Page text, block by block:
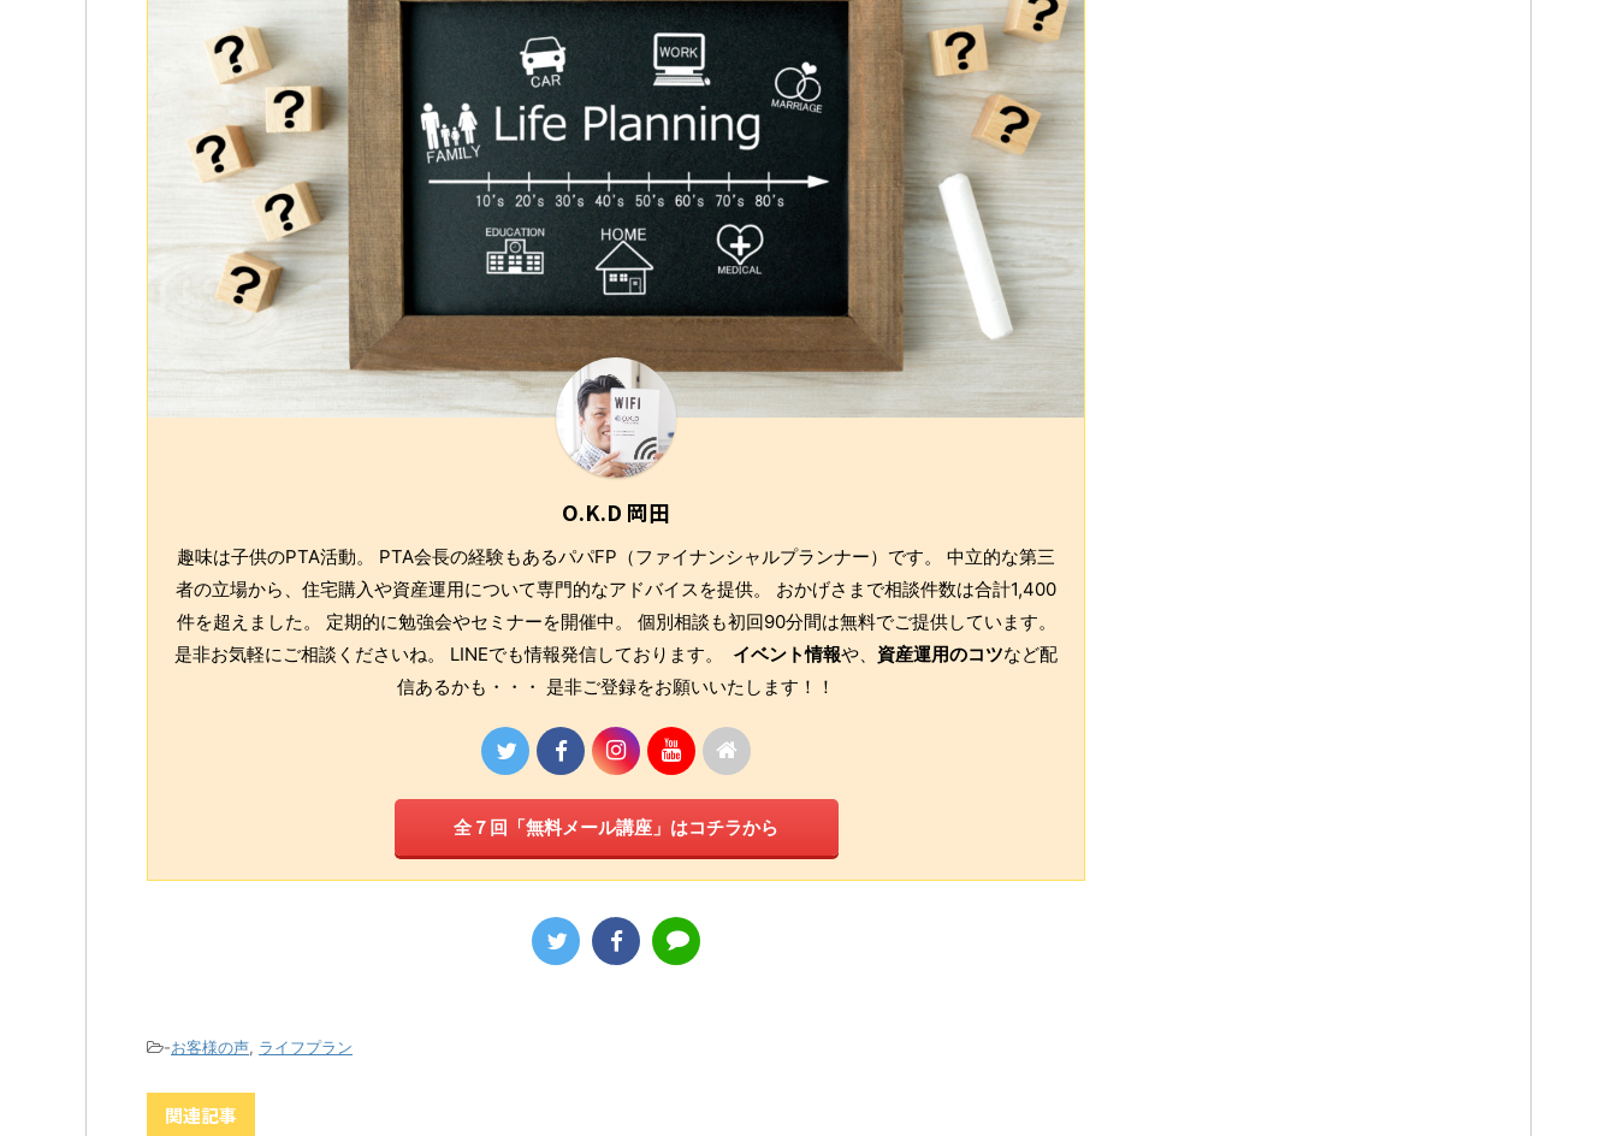
O.K.D 岡田
趣味は子供のPTA活動。 PTA会長の経験もあるパパFP（ファイナンシャルプランナー）です。 中立的な第三
者の立場から、住宅購入や資産運用について専門的なアドバイスを提供。 おかげさまで相談件数は合計1,400
件を超えました。 定期的に勉強会やセミナーを開催中。 個別相談も初回90分間は無料でご提供しています。
是非お気軽にご相談くださいね。 LINEでも情報発信しております。 イベント情報や、 資産運用のコツなど配
信あるかも・・・ 是非ご登録をお願いいたします！！
全７回「無料メール講座」はコチラから
-お客様の声, ライフプラン
関連記事